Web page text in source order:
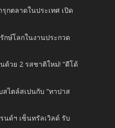
กตลาดในประเทศ เปิด
กษ์โลกในงานประกวด
ด้วย 2 รสชาติใหม่! “ดีโด้
ไตล์สเปนกับ “ทาปาส
นด์ฯ เซ็นทรัลเวิลด์ รับ